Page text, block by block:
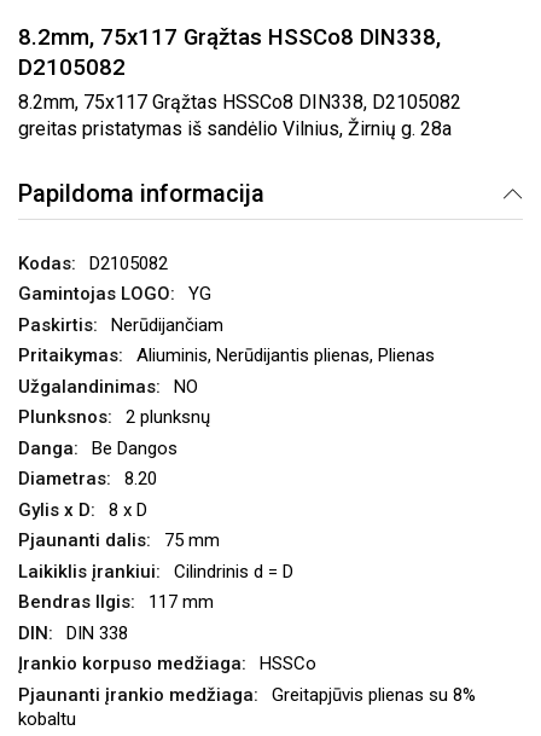
8.2mm, 75x117 Grąžtas HSSCo8 DIN338,
D2105082
8.2mm, 75x117 Grąžtas HSSCo8 DIN338, D2105082
greitas pristatymas iš sandėlio Vilnius, Žirnių g. 28a
Papildoma informacija
D2105082
YG
Nerūdijančiam
Aliuminis, Nerūdijantis plienas, Plienas
NO
2 plunksnų
Be Dangos
8.20
8 x D
75 mm
Cilindrinis d = D
117 mm
DIN 338
HSSCo
Greitapjūvis plienas su 8%
kobaltu